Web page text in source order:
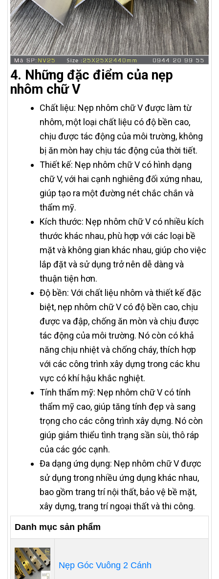
4. Những đặc điểm của nẹp
nhôm chữ V
Chất liệu: Nẹp nhôm chữ V được làm từ
nhôm, một loại chất liệu có độ bền cao,
chịu được tác động của môi trường, không
bị ăn mòn hay chịu tác động của thời tiết.
Thiết kế: Nẹp nhôm chữ V có hình dạng
chữ V, với hai cạnh nghiêng đối xứng nhau,
giúp tạo ra một đường nét chắc chắn và
thẩm mỹ.
Kích thước: Nẹp nhôm chữ V có nhiều kích
thước khác nhau, phù hợp với các loại bề
mặt và không gian khác nhau, giúp cho việc
lắp đặt và sử dụng trở nên dễ dàng và
thuận tiện hơn.
Độ bền: Với chất liệu nhôm và thiết kế đặc
biệt, nẹp nhôm chữ V có độ bền cao, chịu
được va đập, chống ăn mòn và chịu được
tác động của môi trường. Nó còn có khả
năng chịu nhiệt và chống cháy, thích hợp
với các công trình xây dựng trong các khu
vực có khí hậu khắc nghiệt.
Tính thẩm mỹ: Nẹp nhôm chữ V có tính
thẩm mỹ cao, giúp tăng tính đẹp và sang
trọng cho các công trình xây dựng. Nó còn
giúp giảm thiểu tình trạng sần sùi, thô ráp
của các góc cạnh.
Đa dạng ứng dụng: Nẹp nhôm chữ V được
sử dụng trong nhiều ứng dụng khác nhau,
bao gồm trang trí nội thất, bảo vệ bề mặt,
xây dựng, trang trí ngoại thất và thi công.
Danh mục sản phẩm
Nẹp Góc Vuông 2 Cánh